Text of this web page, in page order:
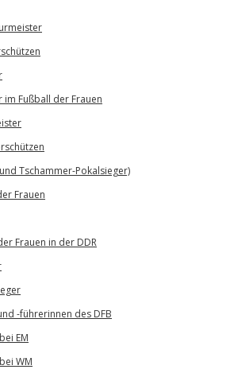
Fußball der Frauen
Tschammer-Pokalsieger)
Frauen
Frauen in der DDR
-führerinnen des DFB
EM
WM